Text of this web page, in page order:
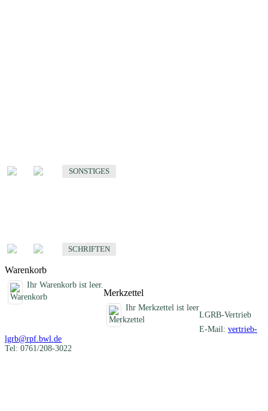
SONSTIGES
SCHRIFTEN
Warenkorb
Ihr Warenkorb ist leer.
Merkzettel
Ihr Merkzettel ist leer
LGRB-Vertrieb
E-Mail: vertrieb-
lgrb@rpf.bwl.de
Tel: 0761/208-3022